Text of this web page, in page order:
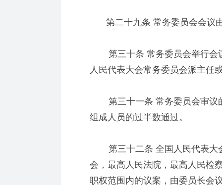
第二十九条 常务委员会会议
第三十条 常务委员会举行会
人民代表大会常务委员会派主任
第三十一条 常务委员会审议
组成人员的过半数通过。
第三十二条 全国人民代表大
会，最高人民法院，最高人民检
职权范围内的议案，由委员长会